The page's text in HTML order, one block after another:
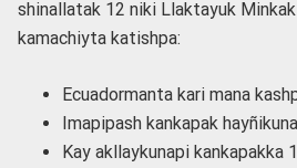
shinallatak 12 niki Llaktayuk
kamachiyta katishpa:
Ecuadormanta kari mana
Imapipash kankapak
Kay akllaykunapi kankapakka